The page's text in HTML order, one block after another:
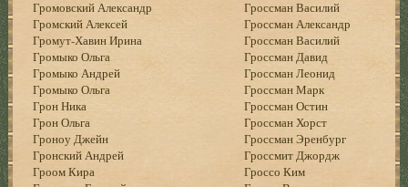
Громовский Александр
Громский Алексей
Громут-Хавин Ирина
Громыко Ольга
Громыко Андрей
Громыко Ольга
Грон Ника
Грон Ольга
Гроноу Джейн
Гронский Андрей
Гроом Кира
Гроссман Василий
Гроссман Александр
Гроссман Василий
Гроссман Давид
Гроссман Леонид
Гроссман Марк
Гроссман Остин
Гроссман Хорст
Гроссман Эренбург
Гроссмит Джордж
Гроссо Ким